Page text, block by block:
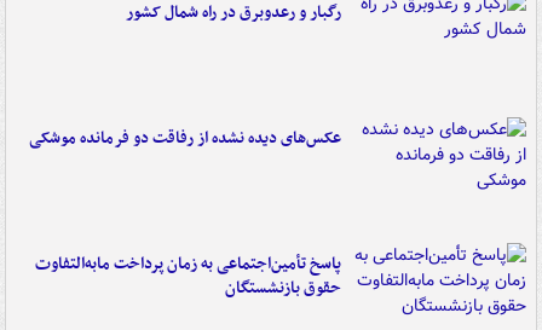
رگبار و رعدوبرق در راه شمال کشور
عکس‌های دیده نشده از رفاقت دو فرمانده‌ موشکی
پاسخ تأمین‌اجتماعی به زمان پرداخت مابه‌التفاوت
حقوق بازنشستگان